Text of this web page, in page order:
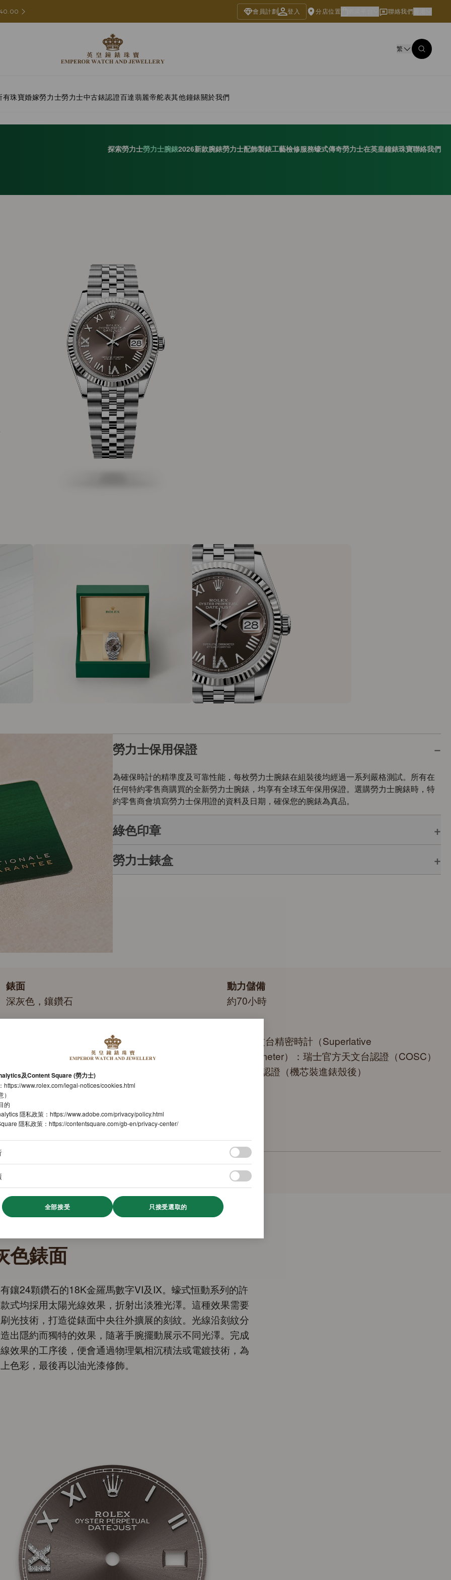
會員計劃 登入 分店位置 聯絡我們
繁
有珠寶婚嫁勞力士勞力士中古錶認證百達翡麗帝舵表其他鐘錶關於我們
探索勞力士勞力士腕錶2026新款腕錶勞力士配飾製錶工藝檢修服務蠔式傳奇勞力士在英皇鐘錶珠寶聯絡我們
勞力士保用保證
為確保時計的精準度及可靠性能，每枚勞力士腕錶在組裝後均經過一系列嚴格測試。所有在
任何特約零售商購買的全新勞力士腕錶，均享有全球五年保用保證。選購勞力士腕錶時，特
約零售商會填寫勞力士保用證的資料及日期，確保您的腕錶為真品。
綠色印章
每枚勞力士腕錶均附有全球五年保用保證，並附上綠色印章，此印章是頂級天文台精密時計
的象徵。此獨特標記證明腕錶除了機芯獲瑞士精密時計測試中心（COSC）認證外，更通過
勞力士錶盒
錶面
深灰色，鑲鑽石
紀念型（Jubilee），五格鏈節
自動上鏈機械恒動機芯
機芯型號
勞力士3235型機芯
動力儲備
約70小時
頂級天文台精密時計（Superlative
Chronometer）：瑞士官方天文台認證（COSC）
+勞力士認證（機芯裝進錶殼後）
色錶面
鑲24顆鑽石的18K金羅馬數字VI及IX。蠔式恒動系列的許
式均採用太陽光線效果，折射出淡雅光澤。這種效果需要
光技術，打造從錶面中央往外擴展的刻紋。光線沿刻紋分
出隱約而獨特的效果，隨著手腕擺動展示不同光澤。完成
效果的工序後，便會通過物理氣相沉積法或電鍍技術，為
色彩，最後再以油光漆修飾。
及Content Square (勞力士)
https://www.rolex.com/legal-notices/cookies.html
的
隱私政策： https://www.adobe.com/privacy/policy.html
隱私政策： https://contentsquare.com/gb-en/privacy-center/
全部接受 只接受選取的